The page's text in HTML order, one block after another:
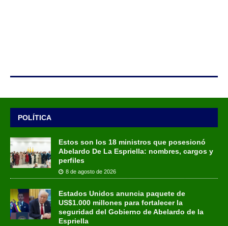
POLÍTICA
Estos son los 18 ministros que posesionó
Abelardo De La Espriella: nombres, cargos y
perfiles
8 de agosto de 2026
Estados Unidos anuncia paquete de
US$1.000 millones para fortalecer la
seguridad del Gobierno de Abelardo de la
Espriella